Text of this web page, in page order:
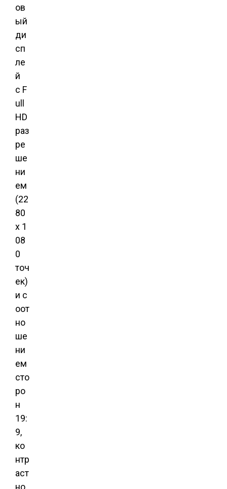
ов
ый
ди
сп
ле
й
с F
ull
HD
раз
ре
ше
ни
ем
(22
80
x 1
08
0
точ
ек)
и с
оот
но
ше
ни
ем
сто
ро
н
19:
9,
ко
нтр
аст
но